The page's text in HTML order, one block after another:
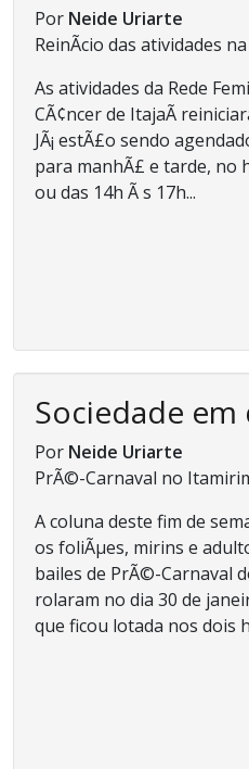
Por Neide Uriarte
ReinÃ­cio das atividades na
As atividades da Rede
CÃ¢ncer de ItajaÃ­
JÃ¡ estÃ£o sendo
para manhÃ£ e tarde, no
ou das 14h Ã s 17h...
Sociedade
Por Neide Uriarte
PrÃ©-Carnaval no
A coluna deste fim de
os foliÃµes, mirins e
bailes de PrÃ©-Carnaval
rolaram no dia 30 de
que ficou lotada nos dois